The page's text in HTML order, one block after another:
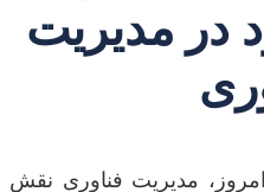
در مدیریت
امروز، مدیریت فناوری نقش